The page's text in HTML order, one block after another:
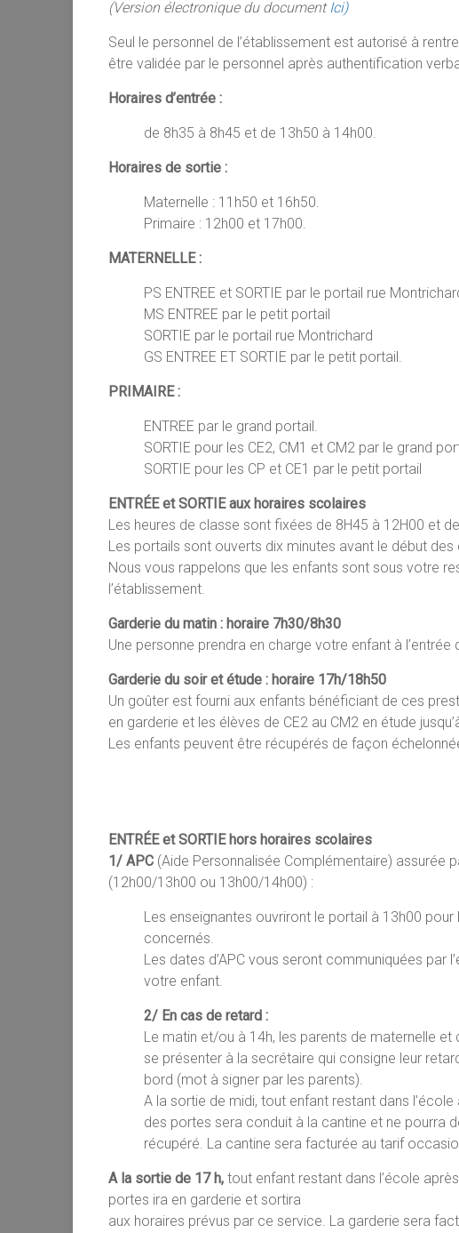
(Version électronique du documentIci)
Seul le personnel de l’établissement est autorisé à
être validée par le personnel après authentification
Horaires d’entrée :
de 8h35 à 8h45 et de 13h50 à 14h00.
Horaires de sortie :
Maternelle : 11h50 et 16h50.
Primaire : 12h00 et 17h00.
MATERNELLE :
PS ENTREE et SORTIE par le portail rue
MS ENTREE par le petit portail
SORTIE par le portail rue Montrichard
GS ENTREE ET SORTIE par le petit portail.
PRIMAIRE :
ENTREE par le grand portail.
SORTIE pour les CE2, CM1 et CM2 par le grand
SORTIE pour les CP et CE1 par le petit portail
ENTRÉE et SORTIE aux horaires scolaires
Les heures de classe sont fixées de 8H45 à 12H00 et
Les portails sont ouverts dix minutes avant le début des
Nous vous rappelons que les enfants sont sous votre
l’établissement.
Garderie du matin : horaire 7h30/8h30
Une personne prendra en charge votre enfant à l’entrée
Garderie du soir et étude : horaire 17h/18h50
Un goûter est fourni aux enfants bénéficiant de ces
en garderie et les élèves de CE2 au CM2 en étude
Les enfants peuvent être récupérés de façon
ENTRÉE et SORTIE hors horaires scolaires
1/ APC (Aide Personnalisée Complémentaire) assurée
(12h00/13h00 ou 13h00/14h00) :
Les enseignantes ouvriront le portail à 13h00 pour
concernés.
Les dates d’APC vous seront communiquées par
votre enfant.
2/ En cas de retard :
Le matin et/ou à 14h, les parents de maternelle et
se présenter à la secrétaire qui consigne leur
bord (mot à signer par les parents).
A la sortie de midi, tout enfant restant dans
des portes sera conduit à la cantine et ne pourra
récupéré. La cantine sera facturée au tarif
A la sortie de 17 h, tout enfant restant dans l’école
portes ira en garderie et sortira
aux horaires prévus par ce service. La garderie sera